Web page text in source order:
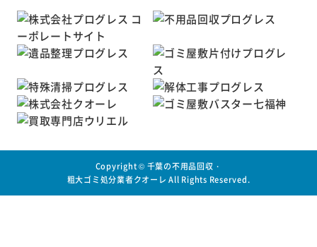
Copyright © 千葉の不用品回収・
粗大ゴミ処分業者クオーレ All Rights Reserved.